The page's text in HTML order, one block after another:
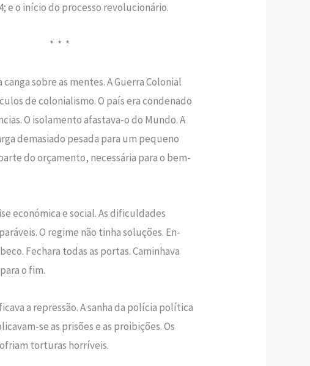
e o início do processo revolucionário.
* * *
canga sobre as men­tes. A Guerra Colonial
de colonialismo. O país era con­denado
O isola­mento afastava-o do Mundo. A
demasiado pesada para um pequeno
do orçamento, necessária para o bem­-
económica e social. As dificuldades
O regime não tinha soluções. En­
Fechara todas as portas. Caminhava
o fim.
a repressão. A sanha da polícia política
se as prisões e as proi­bições. Os
torturas horríveis.